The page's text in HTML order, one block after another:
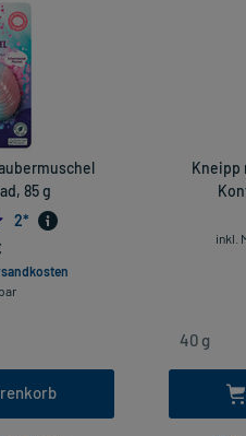
85 g
5.0
2*
Kneipp
inkl.